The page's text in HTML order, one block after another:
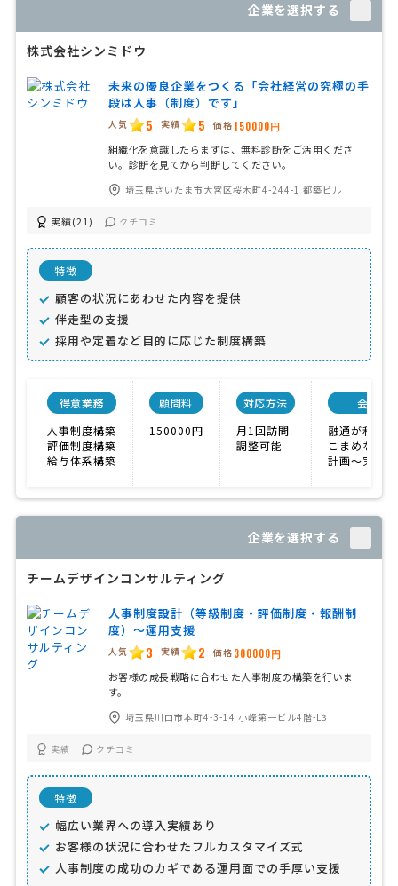
企業を選択する
株式会社シンミドウ
未来の優良企業をつくる「会社経営の究極の手
段は人事（制度）です」
人気 5 実績 5 価格150000円
組織化を意識したらまずは、無料診断をご活用くださ
い。診断を見てから判断してください。
埼玉県さいたま市大宮区桜木町4-244-1 都築ビル
実績(21) クチコミ
特徴
顧客の状況にあわせた内容を提供
伴走型の支援
採用や定着など目的に応じた制度構築
得意業務
人事制度構築
評価制度構築
給与体系構築
顧問料
150000円
対応方法
月1回訪問
調整可能
会社特
融通が利く
こまめな対応
計画〜実施
企業を選択する
チームデザインコンサルティング
人事制度設計（等級制度・評価制度・報酬制
度）〜運用支援
人気 3 実績 2 価格 300000円
お客様の成長戦略に合わせた人事制度の構築を行いま
す。
埼玉県川口市本町4-3-14 小峰第一ビル4階-L3
実績 クチコミ
特徴
幅広い業界への導入実績あり
お客様の状況に合わせたフルカスタマイズ式
人事制度の成功のカギである運用面での手厚い支援